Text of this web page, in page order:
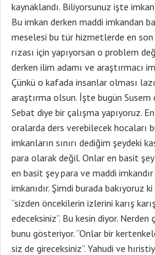
kaynaklandı. Biliyorsunuz işte
Bu imkan derken maddi imkandan
meselesi bu tür hizmetlerde en son
rızası için yapıyorsan o problem
derken ilim adamı ve araştırmacı
Çünkü o kafada insanlar olması
araştırma olsun. İşte bugün Susem
Sebat diye bir çalışma yapıyoruz.
oralarda ders verebilecek hocaları
imkanların sınırı dediğim şeydeki
para olarak değil. Onlar en basit
en basit şey para ve maddi
imkanıdır. Şimdi burada bakıyoruz
“sizden öncekilerin izlerini karış
edeceksiniz”. Bu kesin diyor. Nerden
bunu gösteriyor. “Onlar bir
siz de gireceksiniz”. Yahudi ve